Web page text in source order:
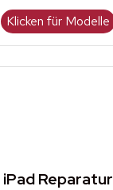
Klicken für Modelle
iPad Reparatur